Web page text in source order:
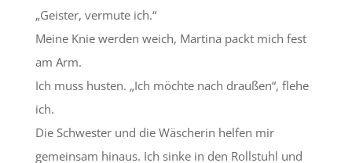
„Geister, vermute ich.“
Meine Knie werden weich, Martina packt mich fest
am Arm.
Ich muss husten. „Ich möchte nach draußen“, flehe
ich.
Die Schwester und die Wäscherin helfen mir
gemeinsam hinaus. Ich sinke in den Rollstuhl und